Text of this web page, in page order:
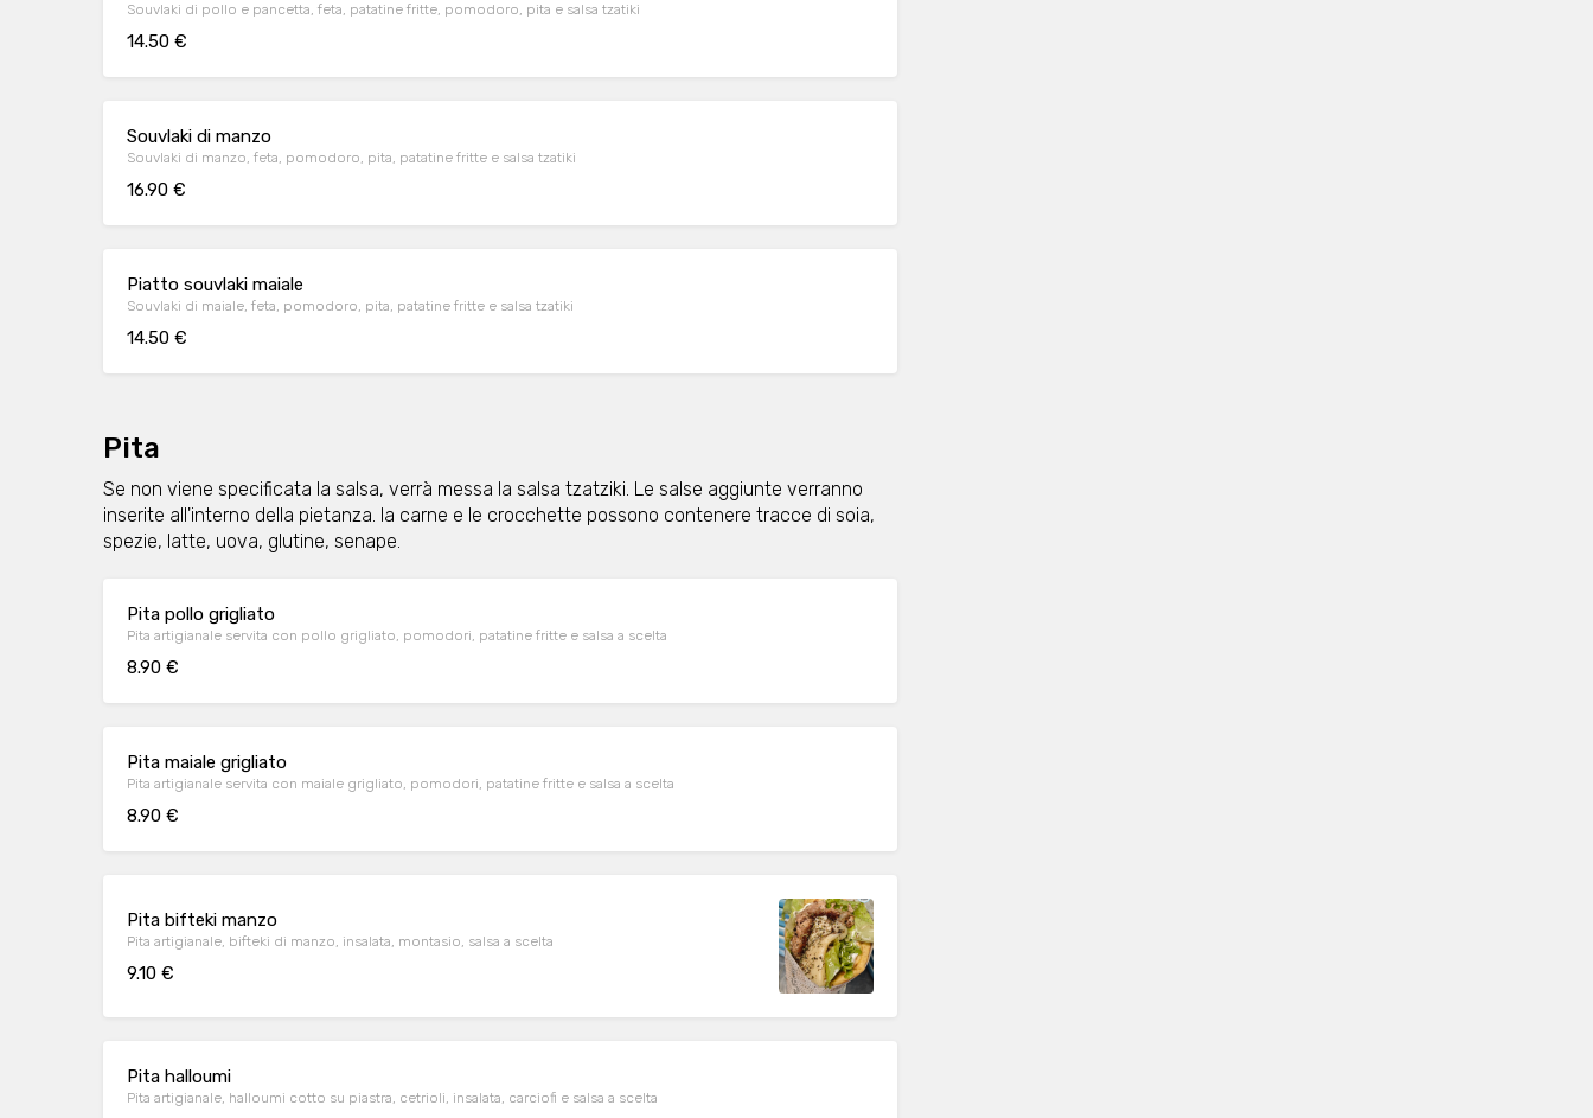
Souvlaki di pollo e pancetta, feta, patatine fritte, pomodoro, pita e salsa tzatiki
14.50 €
Souvlaki di manzo
Souvlaki di manzo, feta, pomodoro, pita, patatine fritte e salsa tzatiki
16.90 €
Piatto souvlaki maiale
Souvlaki di maiale, feta, pomodoro, pita, patatine fritte e salsa tzatiki
14.50 €
Pita
Se non viene specificata la salsa, verrà messa la salsa tzatziki. Le salse aggiunte verranno
inserite all'interno della pietanza. la carne e le crocchette possono contenere tracce di soia,
spezie, latte, uova, glutine, senape.
Pita pollo grigliato
Pita artigianale servita con pollo grigliato, pomodori, patatine fritte e salsa a scelta
8.90 €
Pita maiale grigliato
Pita artigianale servita con maiale grigliato, pomodori, patatine fritte e salsa a scelta
8.90 €
Pita bifteki manzo
Pita artigianale, bifteki di manzo, insalata, montasio, salsa a scelta
9.10 €
Pita halloumi
Pita artigianale, halloumi cotto su piastra, cetrioli, insalata, carciofi e salsa a scelta